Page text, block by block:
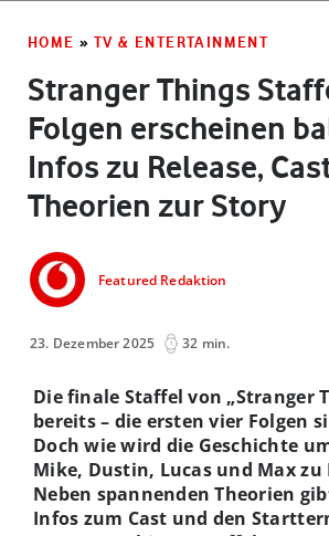
HOME » TV & ENTERTAINMENT
Stranger Things
Folgen erscheinen
Infos zu Release,
Theorien zur Story
Featured Redaktion
23. Dezember 2025 32 min.
Die finale Staffel von „Stranger
bereits – die ersten vier Folgen
Doch wie wird die Geschichte
Mike, Dustin, Lucas und Max zu
Neben spannenden Theorien
Infos zum Cast und den